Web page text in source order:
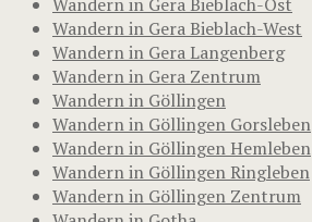
Wandern in Gera Bieblach-West
Wandern in Gera Langenberg
Wandern in Gera Zentrum
Wandern in Göllingen
Wandern in Göllingen Gorsleben
Wandern in Göllingen Hemleben
Wandern in Göllingen Ringleben
Wandern in Göllingen Zentrum